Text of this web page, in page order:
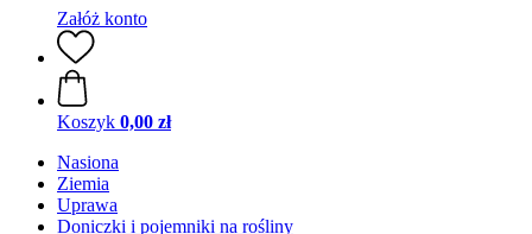
Załóż konto
Koszyk 0,00 zł
Nasiona
Ziemia
Uprawa
Doniczki i pojemniki na rośliny